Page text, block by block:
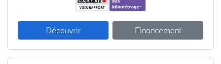
Découvrir Financement